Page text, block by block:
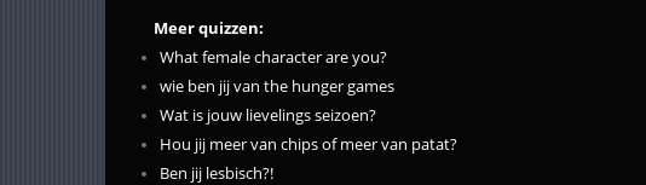
Meer quizzen:
What female character are you?
wie ben jij van the hunger games
Wat is jouw lievelings seizoen?
Hou jij meer van chips of meer van patat?
Ben jij lesbisch?!